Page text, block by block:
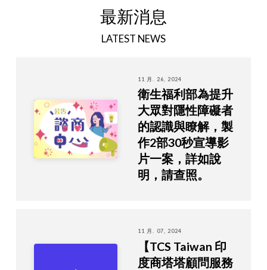
最新消息
LATEST NEWS
11 月. 26, 2024
衛生福利部為提升
大眾對隱性障礙者
的認識與瞭解，製
作2部30秒宣導影
片一案，詳如說
明，請查照。
11 月. 07, 2024
【TCS Taiwan 印
度商塔塔顧問服務